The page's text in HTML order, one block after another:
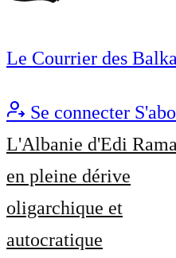
Le Courrier des
Se connecter
L'Albanie d'Edi Rama
en pleine dérive
oligarchique et
autocratique